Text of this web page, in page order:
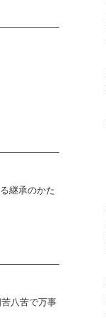
継承のかた
八苦で万事